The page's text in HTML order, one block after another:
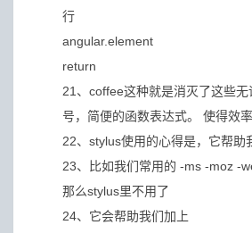
行
angular.element
return
21、coffee这种就是消灭了这些
号，简便的函数表达式。 使得效率
22、stylus使用的心得是，它帮助
23、比如我们常用的 -ms -moz -
那么stylus里不用了
24、它会帮助我们加上